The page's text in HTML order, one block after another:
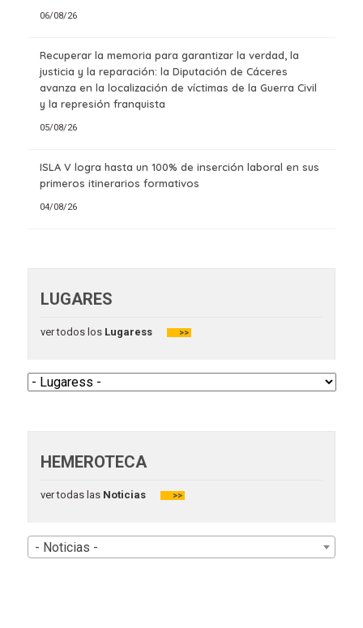
06/08/26
Recuperar la memoria para garantizar la verdad, la
justicia y la reparación: la Diputación de Cáceres
avanza en la localización de víctimas de la Guerra Civil
y la represión franquista
05/08/26
ISLA V logra hasta un 100% de inserción laboral en sus
primeros itinerarios formativos
04/08/26
LUGARES
ver todos losLugaress >>
HEMEROTECA
ver todas lasNoticias >>
- Noticias -